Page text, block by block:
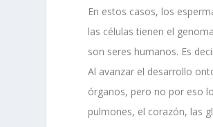
En estos casos, los
las células tienen el
son seres humanos. Es
Al avanzar el desarrollo
órganos, pero no por eso
pulmones, el corazón, las